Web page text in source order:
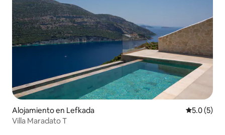
Alojamiento en Lefkada
5.0 (5)
Villa Maradato T